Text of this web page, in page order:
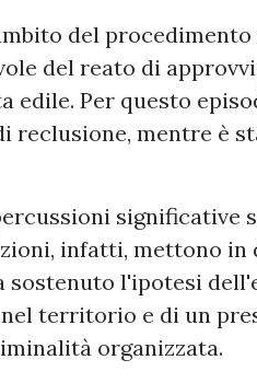
del
del reato di
edile. Per questo
reclusione, mentre è
significative
infatti, mettono in
sostenuto l'ipotesi
territorio e di un
organizzata.